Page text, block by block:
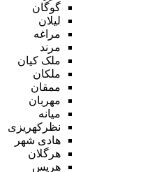
گوگان
لیلان
مراغه
مرند
ملک کیان
ملکان
ممقان
مهربان
میانه
نظرکهریزی
هادی شهر
هرگلان
هریس